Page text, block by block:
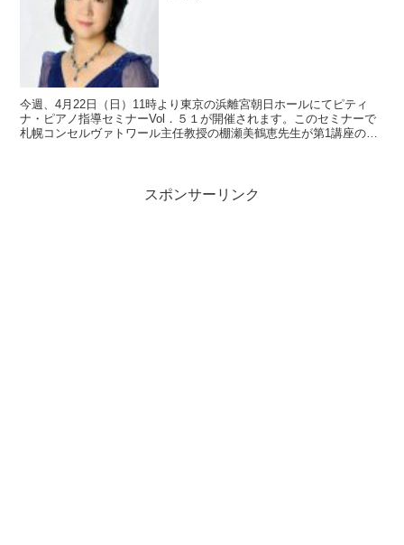
今週、4月22日（日）11時より東京の浜離宮朝日ホールにてピティ
ナ・ピアノ指導セミナーVol．５１が開催されます。このセミナーで
札幌コンセルヴァトワール主任教授の棚瀬美鶴恵先生が第1講座の
スポンサーリンク